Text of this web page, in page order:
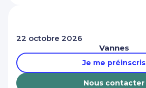
22 octobre 2026
Vannes
Je me préinscris
Nous contacter